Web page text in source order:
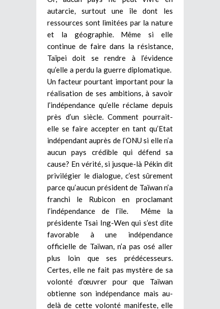
autarcie, surtout une île dont les
ressources sont limitées par la nature
et la géographie. Même si elle
continue de faire dans la résistance,
Taïpei doit se rendre à l’évidence
qu’elle a perdu la guerre diplomatique.
Un facteur pourtant important pour la
réalisation de ses ambitions, à savoir
l’indépendance qu’elle réclame depuis
près d’un siècle. Comment pourrait-
elle se faire accepter en tant qu’Etat
indépendant auprès de l’ONU si elle n’a
aucun pays crédible qui défend sa
cause? En vérité, si jusque-là Pékin dit
privilégier le dialogue, c’est sûrement
parce qu’aucun président de Taïwan n’a
franchi le Rubicon en proclamant
l’indépendance de l’île. Même la
présidente Tsai Ing-Wen qui s’est dite
favorable à une indépendance
officielle de Taïwan, n’a pas osé aller
plus loin que ses prédécesseurs.
Certes, elle ne fait pas mystère de sa
volonté d’œuvrer pour que Taïwan
obtienne son indépendance mais au-
delà de cette volonté manifeste, elle